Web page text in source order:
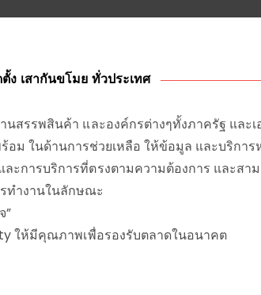
เสากันขโมย ทั่วประเทศ
สรรพสินค้า และองค์กรต่างๆทั้งภาครัฐ และ
ในด้านการช่วยเหลือ ให้ข้อมูล และบริการ
ะการบริการที่ตรงตามความต้องการ และสา
ทำงานในลักษณะ
”
ให้มีคุณภาพเพื่อรองรับตลาดในอนาคต